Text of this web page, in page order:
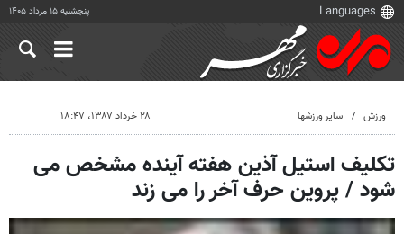
پنجشنبه ۱۵ مرداد ۱۴۰۵
ورزش سایر ورزشها ۲۸ خرداد ۱۳۸۷، ۱۸:۴۷
تکلیف استیل آذین هفته آینده مشخص می
شود / پروین حرف آخر را می زند